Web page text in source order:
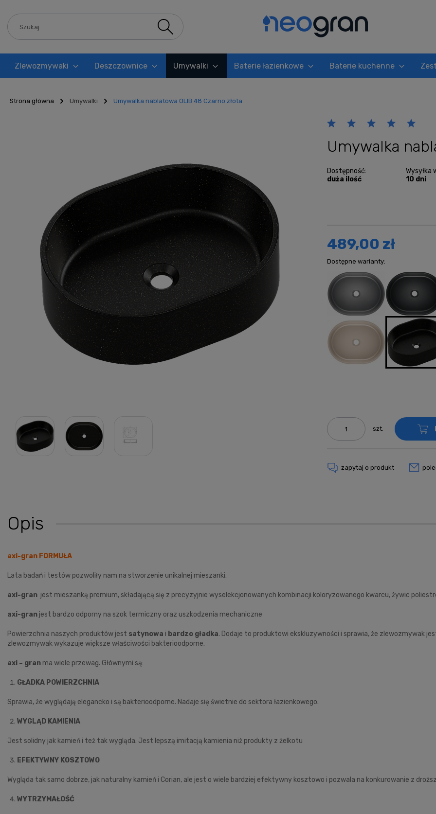
Zlewozmywaki Deszczownice Umywalki Baterie łazienkowe Baterie kuchenne
Strona główna Umywalki Umywalka nablatowa OLIB 48 Czarno złota
Umywalka
Dostępność:
duża ilość
Wysyłka
10 dni
489,00 zł
Dostępne warianty:
szt.
zapytaj o produkt
Opis
axi-gran FORMUŁA
Lata badań i testów pozwoliły nam na stworzenie unikalnej mieszanki.
axi-gran jest mieszanką premium, składającą się z precyzyjnie wyselekcjonowanych kombinacji koloryzowanego kwarcu, żywic
axi-gran jest bardzo odporny na szok termiczny oraz uszkodzenia mechaniczne
Powierzchnia naszych produktów jest satynowa i bardzo gładka. Dodaje to produktowi ekskluzywności i sprawia, że zlewozmywak
zlewozmywak wykazuje większe właściwości bakterioodporne.
axi – gran ma wiele przewag. Głównymi są:
GŁADKA POWIERZCHNIA
Sprawia, że wyglądają elegancko i są bakterioodporne. Nadaje się świetnie do sektora łazienkowego.
WYGLĄD KAMIENIA
Jest solidny jak kamień i też tak wygląda. Jest lepszą imitacją kamienia niż produkty z żelkotu
EFEKTYWNY KOSZTOWO
Wygląda tak samo dobrze, jak naturalny kamień i Corian, ale jest o wiele bardziej efektywny kosztowo i pozwala na konkurowanie z
WYTRZYMAŁOŚĆ